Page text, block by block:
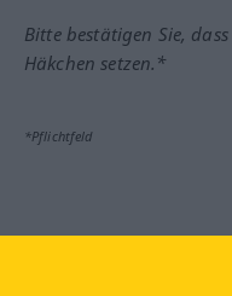
Bitte bestätigen Sie,
Häkchen setzen.*
*Pflichtfeld